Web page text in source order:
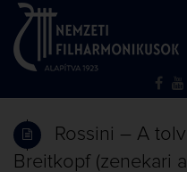
Rossini – A
Breitkopf (zenekari